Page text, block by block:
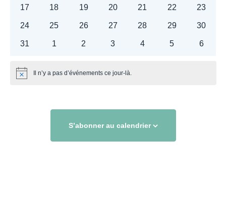
0
17
0
18
0
19
0
20
0
21
0
22
0
23
0
24
0
25
0
26
0
27
0
28
0
29
0
30
0
31
0
1
0
2
0
3
0
4
0
5
0
6
Notice Il n’y a pas d’événements ce jour-là.
S’abonner au calendrier